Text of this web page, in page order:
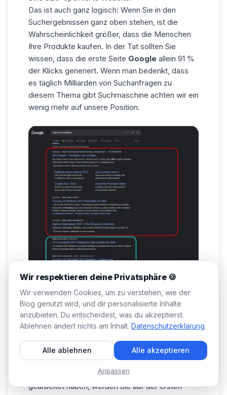
Das ist auch ganz logisch: Wenn Sie in den
Suchergebnissen ganz oben stehen, ist die
Wahrscheinlichkeit größer, dass die Menschen
Ihre Produkte kaufen. In der Tat sollten Sie
wissen, dass die erste Seite Google allein 91 %
der Klicks generiert. Wenn man bedenkt, dass
es täglich Milliarden von Suchanfragen zu
diesem Thema gibt Suchmaschine achten wir ein
wenig mehr auf unsere Position.
In der roten Box ❤️ steht, was zum ATS gehört.
Wenn Sie Anzeigenwenn Sie auf dem Markt für
einen Suchbegriff sind, werden Sie
wahrscheinlich hier platziert, je nach dem
bereitstellen.
In der blauen Beilage heißt esnatürliche
. Wenn Sie hart an Ihrer SEO
gearbeitet haben, werden Sie auf der ersten
Wir respektieren deine Privatsphäre 🍪
Wir verwenden Cookies, um zu verstehen, wie der
Blog genutzt wird, und dir personalisierte Inhalte
anzubieten. Du entscheidest, was du akzeptierst.
Ablehnen ändert nichts am Inhalt. Datenschutzerklärung
Alle ablehnen Alle akzeptieren
Anpassen